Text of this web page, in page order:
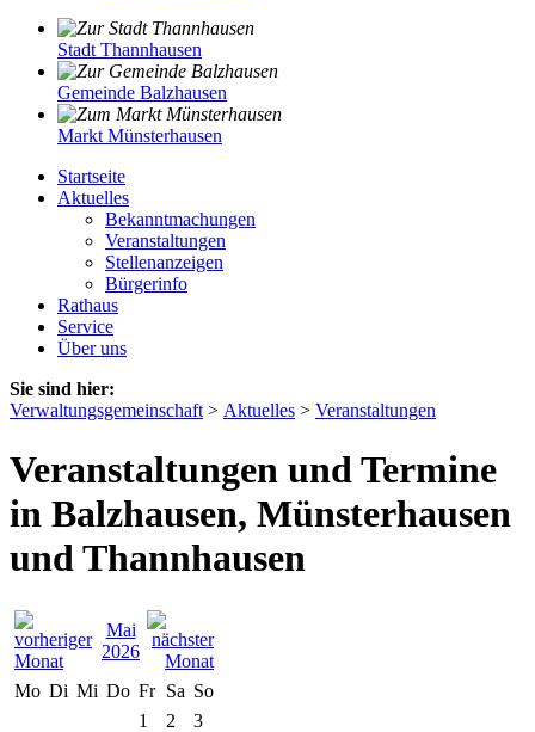
Stadt Thannhausen
Gemeinde Balzhausen
Markt Münsterhausen
Startseite
Aktuelles
Bekanntmachungen
Veranstaltungen
Stellenanzeigen
Bürgerinfo
Rathaus
Service
Über uns
Sie sind hier:
Verwaltungsgemeinschaft > Aktuelles > Veranstaltungen
Veranstaltungen und Termine
in Balzhausen, Münsterhausen
und Thannhausen
Mai
2026
Mo Di Mi Do Fr Sa So
1
2
3